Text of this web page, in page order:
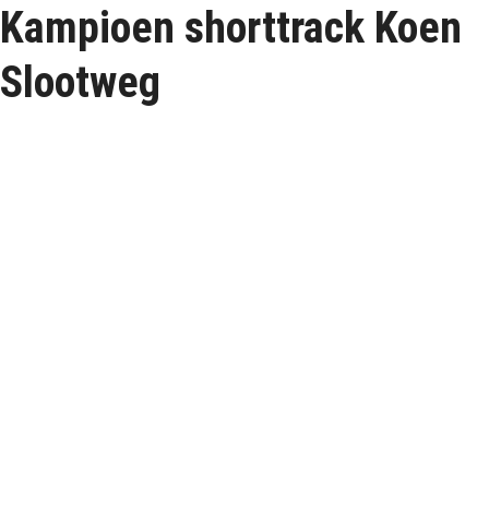
Kampioen shorttrack Koen
Slootweg